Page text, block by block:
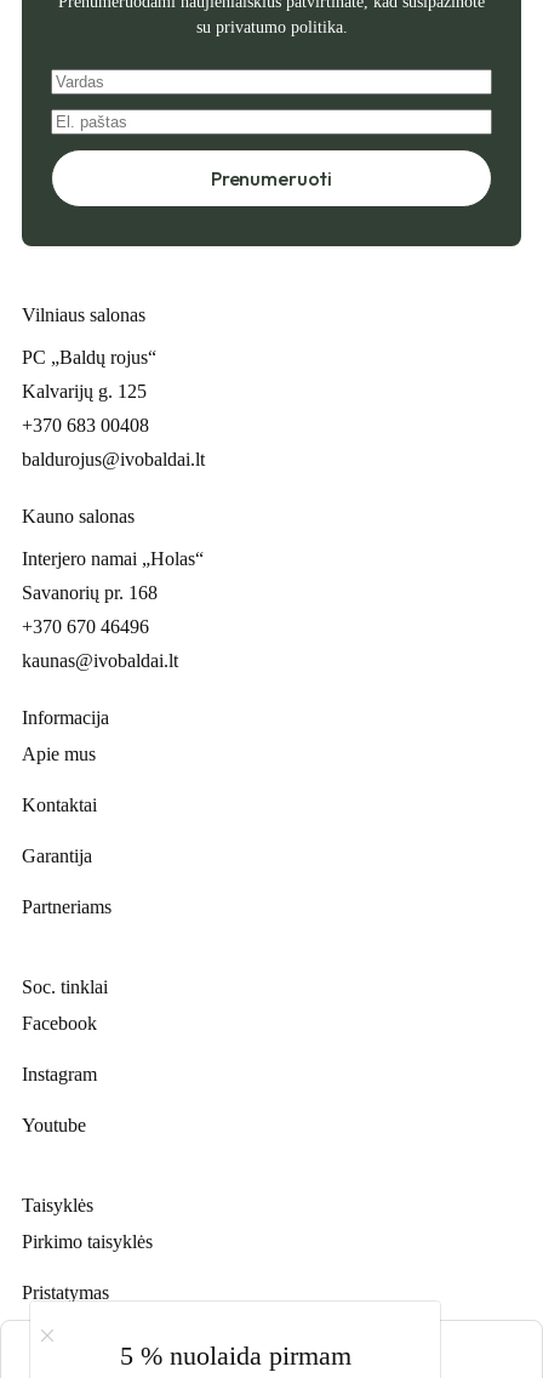
Slapukų nustatymai
5 % nuolaida pirmam
su privatumo politika.
Prenumeruoti
Vilniaus salonas
PC „Baldų rojus“
Kalvarijų g. 125
+370 683 00408
baldurojus@ivobaldai.lt
Kauno salonas
Interjero namai „Holas“
Savanorių pr. 168
+370 670 46496
kaunas@ivobaldai.lt
Informacija
Apie mus
Kontaktai
Garantija
Partneriams
Soc. tinklai
Facebook
Instagram
Youtube
Taisyklės
Pirkimo taisyklės
Pristatymas
Prekių grąžinimas